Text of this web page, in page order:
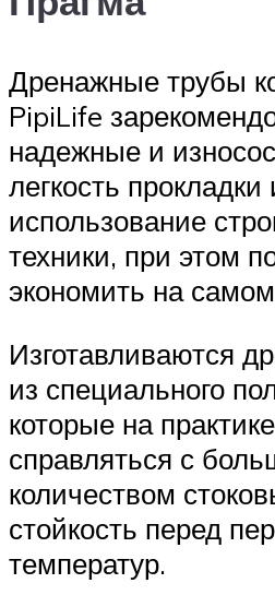
Дренажные трубы
PipiLife
надежные и
легкость
использование
техники, при этом
экономить на
Изготавливаются
из специального
которые на
справляться с
количеством
стойкость перед
температур.